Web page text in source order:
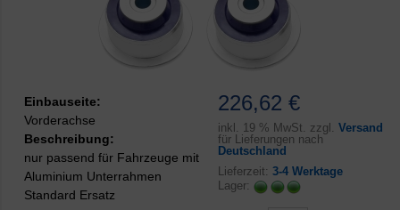
226,62 €
inkl. 19 % MwSt. zzgl. Versand
für Lieferungen nach
Deutschland
Lieferzeit: 3-4 Werktage
Lager:
Einbauseite:
Vorderachse
Beschreibung:
nur passend für Fahrzeuge mit
Aluminium Unterrahmen
Standard Ersatz